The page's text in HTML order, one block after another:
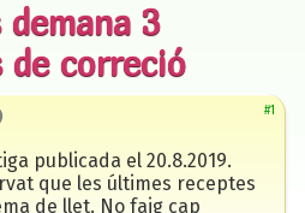
3
de correció
#1
publicada el 20.8.2019.
que les últimes receptes
de llet. No faig cap